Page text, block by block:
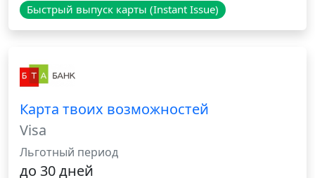
Быстрый выпуск карты (Instant Issue)
Карта твоих возможностей
Visa
Льготный период
до 30 дней